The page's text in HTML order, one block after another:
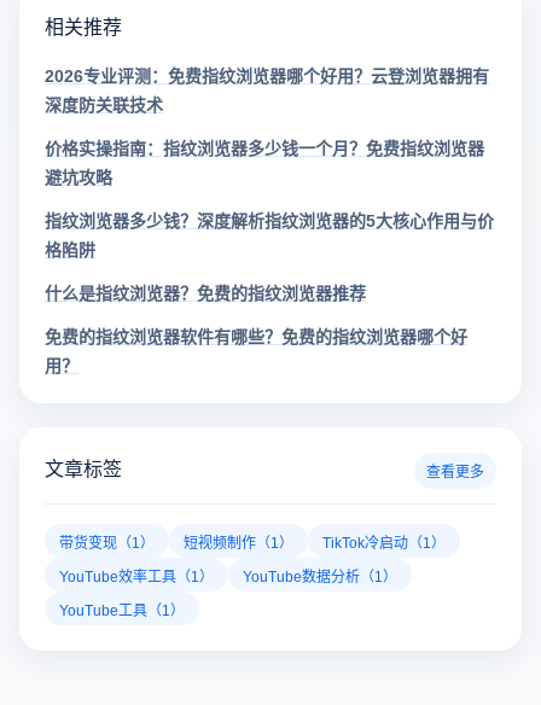
相关推荐
2026专业评测：免费指纹浏览器哪个好用？云登浏览器拥有
深度防关联技术
价格实操指南：指纹浏览器多少钱一个月？免费指纹浏览器
避坑攻略
指纹浏览器多少钱？深度解析指纹浏览器的5大核心作用与价
格陷阱
什么是指纹浏览器？免费的指纹浏览器推荐
免费的指纹浏览器软件有哪些？免费的指纹浏览器哪个好
用？
文章标签 查看更多
带货变现（1） 短视频制作（1）
TikTok冷启动（1）
YouTube效率工具（1）
YouTube数据分析（1）
YouTube工具（1）